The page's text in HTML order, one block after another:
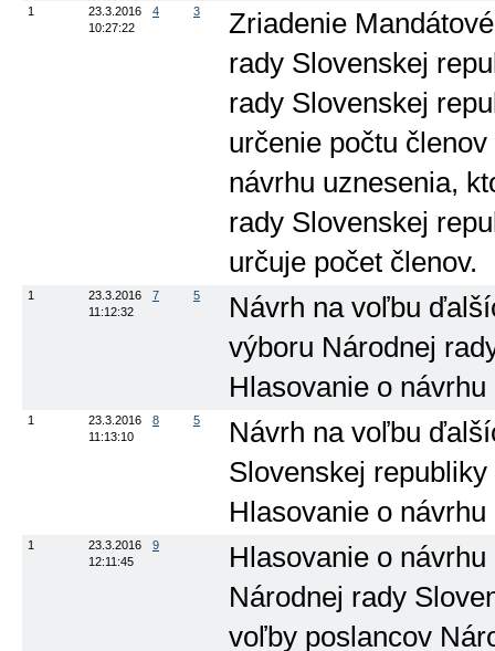
1
23.3.2016
10:27:22
4 3
Zriadenie
rady Slovenskej
rady Slovenskej
určenie počtu
návrhu uznesenia,
rady Slovenskej
určuje počet členov.
1
23.3.2016
11:12:32
7 5
Návrh na voľbu
výboru Národnej
Hlasovanie o
1
23.3.2016
11:13:10
8 5
Návrh na voľbu
Slovenskej
Hlasovanie o
1
23.3.2016
12:11:45
9
Hlasovanie o
Národnej rady
voľby poslancov